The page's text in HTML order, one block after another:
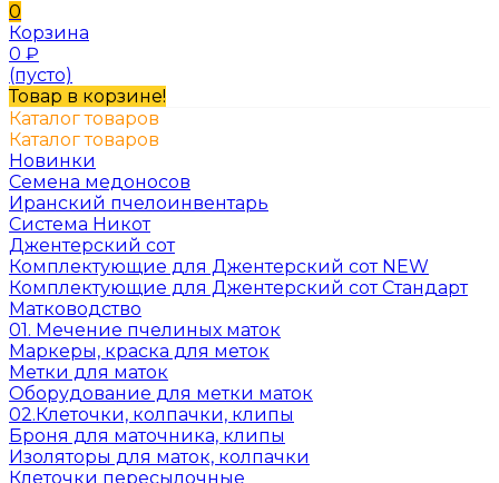
0
Корзина
0 ₽
(пусто)
Товар в корзине!
Каталог товаров
Каталог товаров
Новинки
Семена медоносов
Иранский пчелоинвентарь
Система Никот
Джентерский сот
Комплектующие для Джентерский сот NEW
Комплектующие для Джентерский сот Стандарт
Матководство
01. Мечение пчелиных маток
Маркеры, краска для меток
Метки для маток
Оборудование для метки маток
02.Клеточки, колпачки, клипы
Броня для маточника, клипы
Изоляторы для маток, колпачки
Клеточки пересылочные